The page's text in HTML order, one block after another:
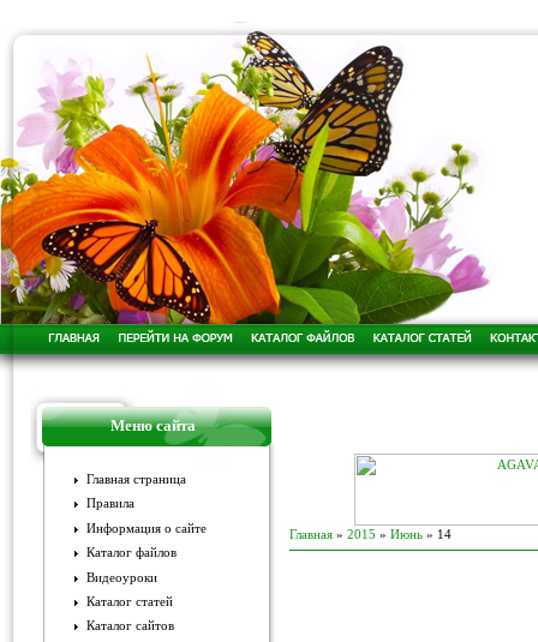
Меню сайта
Главная страница
Правила
Информация о сайте
Каталог файлов
Видеоуроки
Каталог статей
Каталог сайтов
Главная » 2015 » Июнь » 14